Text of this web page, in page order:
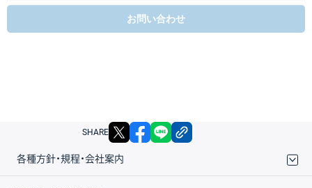
お問い合わせ
SHARE X facebook
各種方針・規程・会社案内
取引規程・約款
サイトマップ
その他のご案内
個人情報保護方針
最良執行方針
サイトのご利用について
ディスクレイマー
信託保全
リスク説明
会社案内